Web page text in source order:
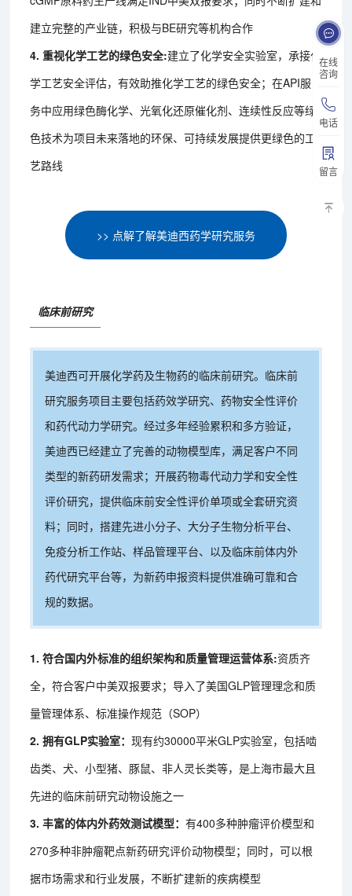
在线
咨询
电话
留言
建立完整的产业链，积极与BE研究等机构合作
4. 重视化学工艺的绿色安全:建立了化学安全实验室，承接化
学工艺安全评估，有效助推化学工艺的绿色安全；在API服
务中应用绿色酶化学、光氧化还原催化剂、连续性反应等绿
色技术为项目未来落地的环保、可持续发展提供更绿色的工
艺路线
>> 点解了解美迪西药学研究服务
临床前研究‍
美迪西可开展化学药及生物药的临床前研究。临床前
研究服务项目主要包括药效学研究、药物安全性评价
和药代动力学研究。经过多年经验累积和多方验证，
美迪西已经建立了完善的动物模型库，满足客户不同
类型的新药研发需求；开展药物毒代动力学和安全性
评价研究，提供临床前安全性评价单项或全套研究资
料；同时，搭建先进小分子、大分子生物分析平台、
免疫分析工作站、样品管理平台、以及临床前体内外
药代研究平台等，为新药申报资料提供准确可靠和合
规的数据。
1. 符合国内外标准的组织架构和质量管理运营体系:资质齐
全，符合客户中美双报要求；导入了美国GLP管理理念和质
量管理体系、标准操作规范（SOP）
2. 拥有GLP实验室：现有约30000平米GLP实验室，包括啮
齿类、犬、小型猪、豚鼠、非人灵长类等，是上海市最大且
先进的临床前研究动物设施之一
3. 丰富的体内外药效测试模型：有400多种肿瘤评价模型和
270多种非肿瘤靶点新药研究评价动物模型；同时，可以根
据市场需求和行业发展，不断扩建新的疾病模型